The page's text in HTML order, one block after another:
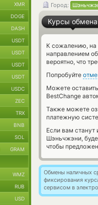
Город:
Курсы обмена
К сожалению, на
направлением
вероятно, что
Попробуйте
Можете
BestChange
Также можете
платежную
Если вам
Шэньчжэни,
чтобы
Обмены наличных
фиксирования
сервисом в
XMR
DOGE
DASH
USDT
USDT
USDT
USDT
USDC
ZEC
TRX
BNB
SOL
GRAM
WMZ
RUB
USD